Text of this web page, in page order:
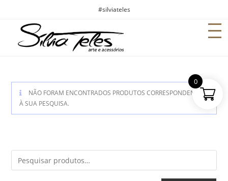
#silviateles
NÃO FORAM ENCONTRADOS PRODUTOS CORRESPONDENTES
À SUA PESQUISA.
0